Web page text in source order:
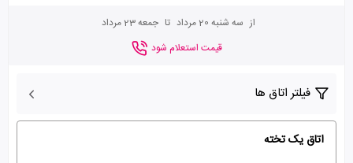
از سه شنبه 20 مرداد تا جمعه 23 مرداد
قیمت استعلام شود
فیلتر اتاق ها
اتاق یک تخته